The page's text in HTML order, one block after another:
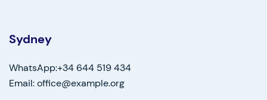
Sydney
WhatsApp:+34 644 519 434
Email: office@example.org